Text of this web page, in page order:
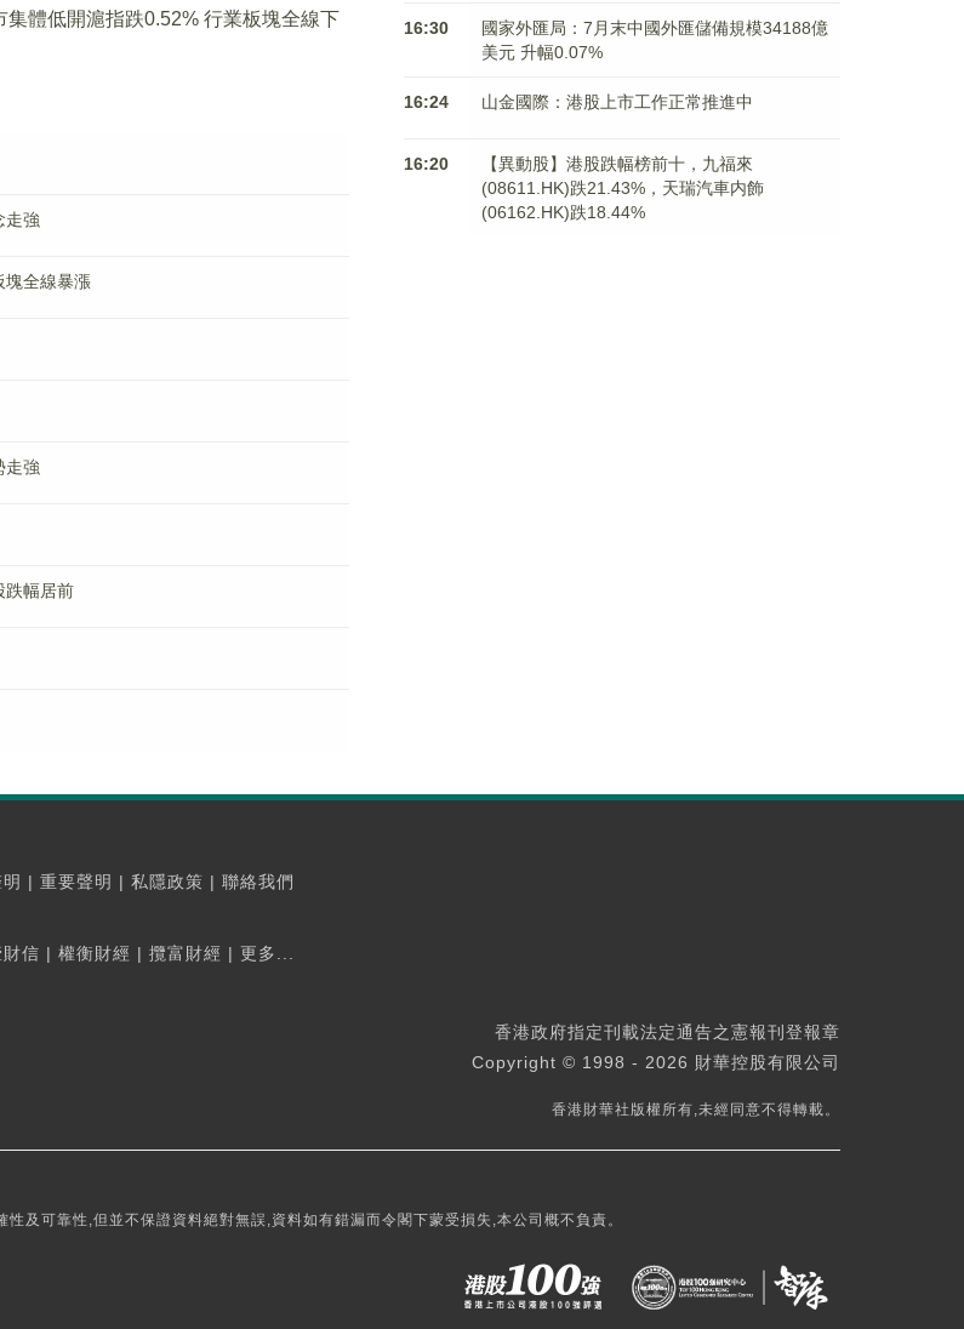
集體低開滬指跌0.52% 行業板塊全線下
走強
塊全線暴漲
走強
跌幅居前
16:30
國家外匯局：7月末中國外匯儲備規模34188億
美元 升幅0.07%
16:24 山金國際：港股上市工作正常推進中
16:20
【異動股】港股跌幅榜前十，九福來
(08611.HK)跌21.43%，天瑞汽車内飾
(06162.HK)跌18.44%
| 重要聲明 | 私隱政策 | 聯絡我們
財信 | 權衡財經 | 攬富財經 | 更多...
香港政府指定刊載法定通告之憲報刊登報章
Copyright © 1998 - 2026 財華控股有限公司
香港財華社版權所有,未經同意不得轉載。
及可靠性,但並不保證資料絕對無誤,資料如有錯漏而令閣下蒙受損失,本公司概不負責。